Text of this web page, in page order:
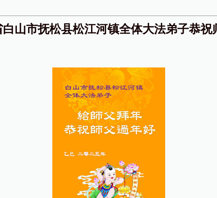
山市抚松县松江河镇全体大法弟子恭祝